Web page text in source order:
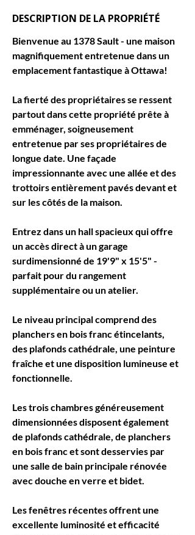
DESCRIPTION DE LA PROPRIÉTÉ
Bienvenue au 1378 Sault - une maison
magnifiquement entretenue dans un
emplacement fantastique à Ottawa!
La fierté des propriétaires se ressent
partout dans cette propriété prête à
emménager, soigneusement
entretenue par ses propriétaires de
longue date. Une façade
impressionnante avec une allée et des
trottoirs entièrement pavés devant et
sur les côtés de la maison.
Entrez dans un hall spacieux qui offre
un accès direct à un garage
surdimensionné de 19'9" x 15'5" -
parfait pour du rangement
supplémentaire ou un atelier.
Le niveau principal comprend des
planchers en bois franc étincelants,
des plafonds cathédrale, une peinture
fraîche et une disposition lumineuse et
fonctionnelle.
Les trois chambres généreusement
dimensionnées disposent également
de plafonds cathédrale, de planchers
en bois franc et sont desservies par
une salle de bain principale rénovée
avec douche en verre et bidet.
Les fenêtres récentes offrent une
excellente luminosité et efficacité